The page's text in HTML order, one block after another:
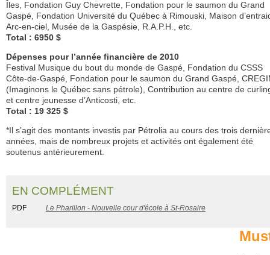
Îles, Fondation Guy Chevrette, Fondation pour le saumon du Grand
Gaspé, Fondation Université du Québec à Rimouski, Maison
Arc-en-ciel, Musée de la Gaspésie, R.A.P.H., etc.
Total : 6950 $
Dépenses pour l’année financière de 2010
Festival Musique du bout du monde de Gaspé, Fondation du CSSS
Côte-de-Gaspé, Fondation pour le saumon du Grand Gaspé,
(Imaginons le Québec sans pétrole), Contribution au centre de
et centre jeunesse d’Anticosti, etc.
Total : 19 325 $
*Il s’agit des montants investis par Pétrolia au cours des trois
années, mais de nombreux projets et activités ont également été
soutenus antérieurement.
EN COMPLÉMENT
PDF Le Pharillon - Nouvelle cour d'école à St-Rosaire